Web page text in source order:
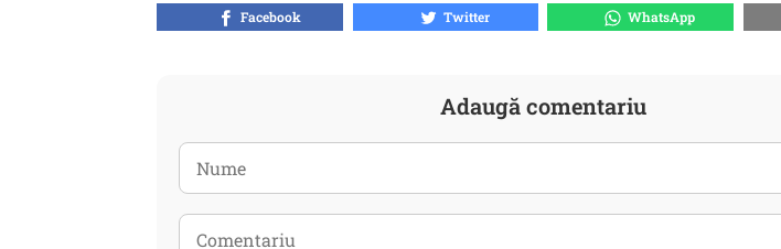
Facebook Twitter WhatsApp
Adaugă comentariu